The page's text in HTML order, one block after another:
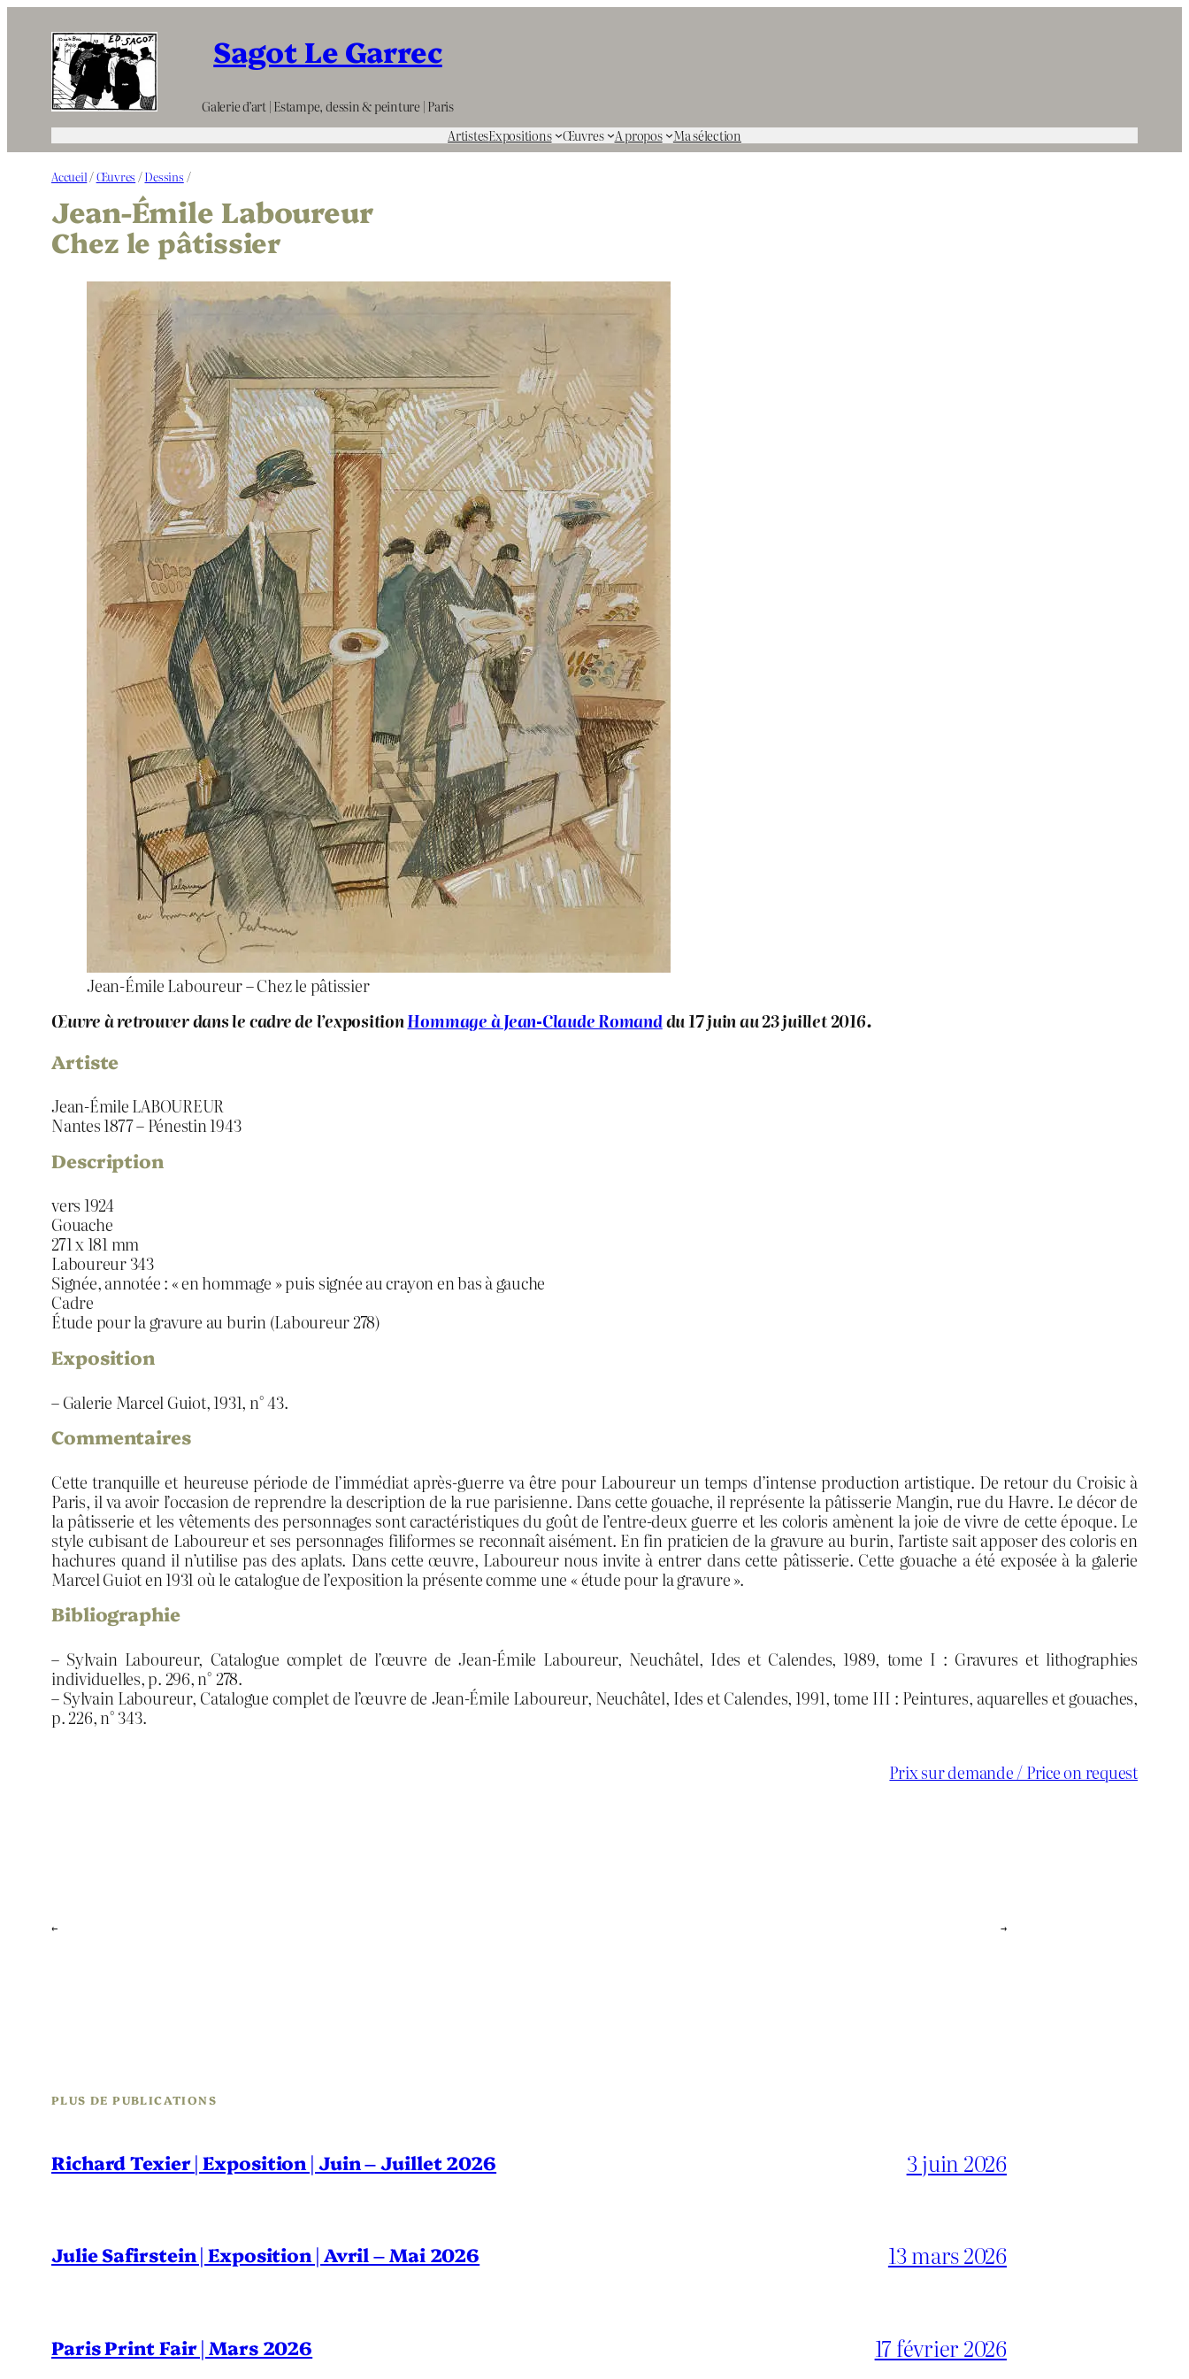
contenu
Sagot Le Garrec
Galerie d’art | Estampe, dessin & peinture | Paris
ArtistesExpositions Œuvres A propos Ma sélection
Accueil /Œuvres /Dessins /
Jean-Émile Laboureur
Chez le pâtissier
Jean-Émile Laboureur – Chez le pâtissier
Œuvre à retrouver dans le cadre de l’expositionHommage à Jean-Claude Romanddu 17 juin au 23 juillet 2016.
Artiste
Jean-Émile LABOUREUR
Nantes 1877 – Pénestin 1943
Description
vers 1924
Gouache
271 x 181 mm
Laboureur 343
Signée, annotée : « en hommage » puis signée au crayon en bas à gauche
Cadre
Étude pour la gravure au burin (Laboureur 278)
Exposition
– Galerie Marcel Guiot, 1931, n° 43.
Commentaires
Cette tranquille et heureuse période de l’immédiat après-guerre va être pour Laboureur un temps d’intense production artistique. De retour du Croisic à
Paris, il va avoir l’occasion de reprendre la description de la rue parisienne. Dans cette gouache, il représente la pâtisserie Mangin, rue du Havre. Le décor de
la pâtisserie et les vêtements des personnages sont caractéristiques du goût de l’entre-deux guerre et les coloris amènent la joie de vivre de cette époque. Le
style cubisant de Laboureur et ses personnages filiformes se reconnaît aisément. En fin praticien de la gravure au burin, l’artiste sait apposer des coloris en
hachures quand il n’utilise pas des aplats. Dans cette œuvre, Laboureur nous invite à entrer dans cette pâtisserie. Cette gouache a été exposée à la galerie
Marcel Guiot en 1931 où le catalogue de l’exposition la présente comme une « étude pour la gravure ».
Bibliographie
– Sylvain Laboureur, Catalogue complet de l’œuvre de Jean-Émile Laboureur, Neuchâtel, Ides et Calendes, 1989, tome I : Gravures et lithographies
individuelles, p. 296, n° 278.
– Sylvain Laboureur, Catalogue complet de l’œuvre de Jean-Émile Laboureur, Neuchâtel, Ides et Calendes, 1991, tome III : Peintures, aquarelles et gouaches,
p. 226, n° 343.
Prix sur demande / Price on request
← →
PLUS DE PUBLICATIONS
Richard Texier | Exposition | Juin – Juillet 2026 3 juin 2026
Julie Safirstein | Exposition | Avril – Mai 2026 13 mars 2026
Paris Print Fair | Mars 2026 17 février 2026